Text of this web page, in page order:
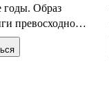
годы. Образ
превосходно
весны"
указанным